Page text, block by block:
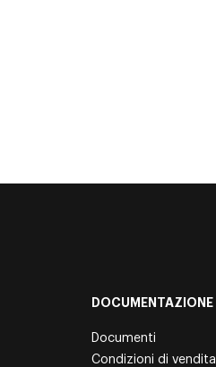
DOCUMENTAZIONE
Documenti
Condizioni di vendita